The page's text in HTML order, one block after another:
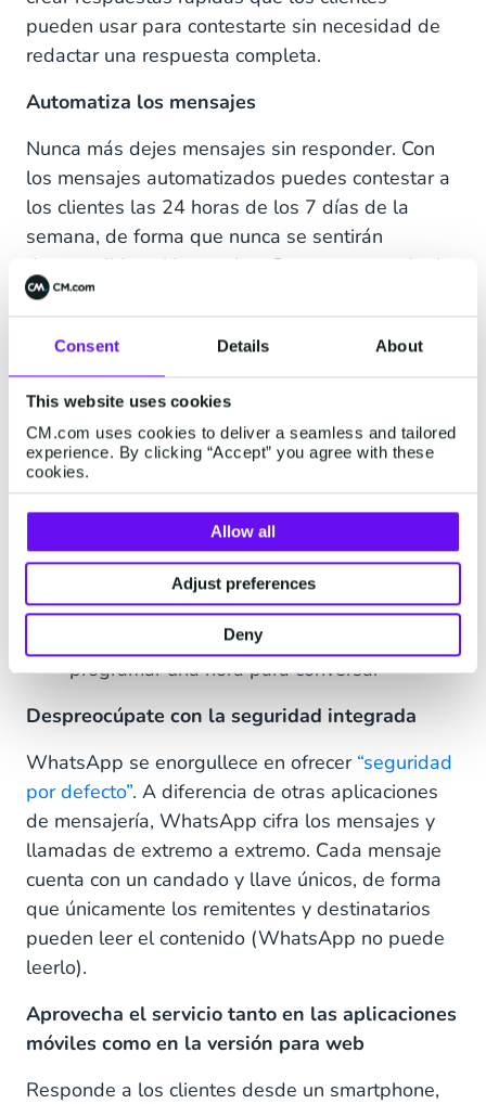
Consent Details About
This website uses cookies
CM.com uses cookies to deliver a seamless and tailored
experience. By clicking “Accept” you agree with these
cookies.
Allow all
Adjust preferences
Deny
pueden usar para contestarte sin necesidad de
redactar una respuesta completa.
Automatiza los mensajes
Nunca más dejes mensajes sin responder. Con
los mensajes automatizados puedes contestar a
los clientes las 24 horas de los 7 días de la
semana, de forma que nunca se sentirán
desatendidos ni ignorados. Crear un mensaje de
saludo que se envíe como respuesta a los
mensajes nuevos de los clientes le ayudará a la
marca a fomentar la buena voluntad a la vez que
presenta a tu empresa.
También puedes ahorrar tiempo con los
siguientes tipos de mensajes::
Mensajes para informar a los clientes de los
tiempos de espera
Mensajes para dar seguimiento con enlaces
a recursos de preguntas frecuentes
Mensajes para invitar a los usuarios a
programar una hora para conversar
Despreocúpate con la seguridad integrada
WhatsApp se enorgullece en ofrecer “seguridad
por defecto”. A diferencia de otras aplicaciones
de mensajería, WhatsApp cifra los mensajes y
llamadas de extremo a extremo. Cada mensaje
cuenta con un candado y llave únicos, de forma
que únicamente los remitentes y destinatarios
pueden leer el contenido (WhatsApp no puede
leerlo).
Aprovecha el servicio tanto en las aplicaciones
móviles como en la versión para web
Responde a los clientes desde un smartphone,